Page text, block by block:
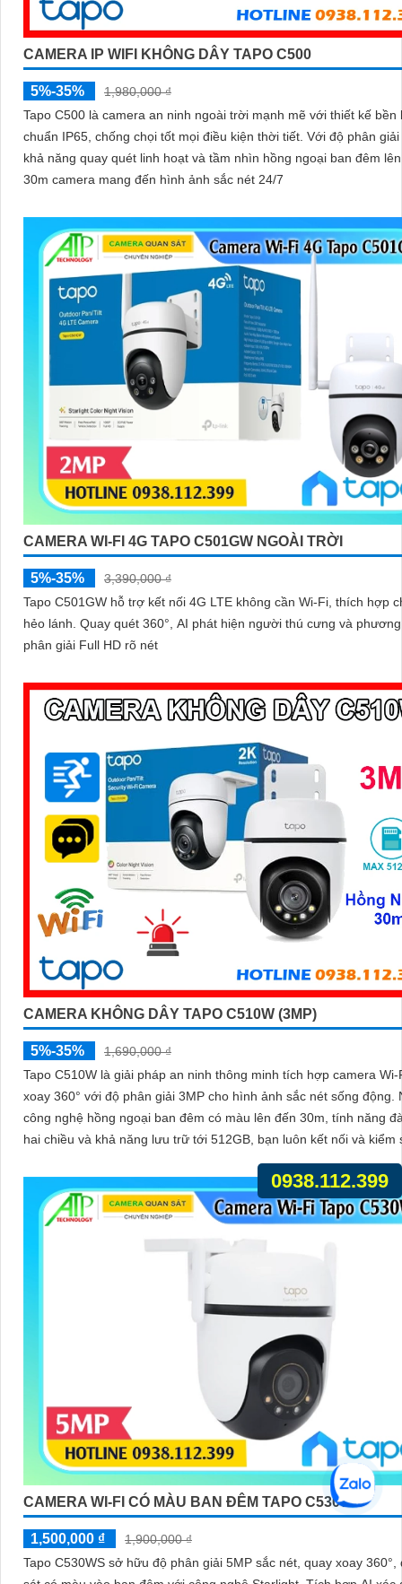
CAMERA IP WIFI KHÔNG DÂY TAPO C500
5%-35%
1,980,000 ₫
Tapo C500 là camera an ninh ngoài trời mạnh mẽ với thiết kế bền
chuẩn IP65, chống chọi tốt mọi điều kiện thời tiết. Với độ phân giải 2MP
khả năng quay quét linh hoạt và tầm nhìn hồng ngoại ban đêm
30m camera mang đến hình ảnh sắc nét 24/7
CAMERA WI-FI 4G TAPO C501GW NGOÀI TRỜI
5%-35%
3,390,000 ₫
Tapo C501GW hỗ trợ kết nối 4G LTE không cần Wi-Fi, thích hợp
hẻo lánh. Quay quét 360°, AI phát hiện người thú cưng và phương tiện độ
phân giải Full HD rõ nét
CAMERA KHÔNG DÂY TAPO C510W (3MP)
5%-35%
1,690,000 ₫
Tapo C510W là giải pháp an ninh thông minh tích hợp camera Wi-
xoay 360° với độ phân giải 3MP cho hình ảnh sắc nét sống động. Nhờ
công nghệ hồng ngoại ban đêm có màu lên đến 30m, tính năng
hai chiều và khả năng lưu trữ tới 512GB, bạn luôn kết nối và kiểm
mọi chuyển động dù ở bất cứ đâu, với thiết kế bền bỉ đạt chuẩn
CAMERA WI-FI CÓ MÀU BAN ĐÊM TAPO C530WS
1,500,000 ₫
1,900,000 ₫
Tapo C530WS sở hữu độ phân giải 5MP sắc nét, quay xoay 360°,
0938.112.399